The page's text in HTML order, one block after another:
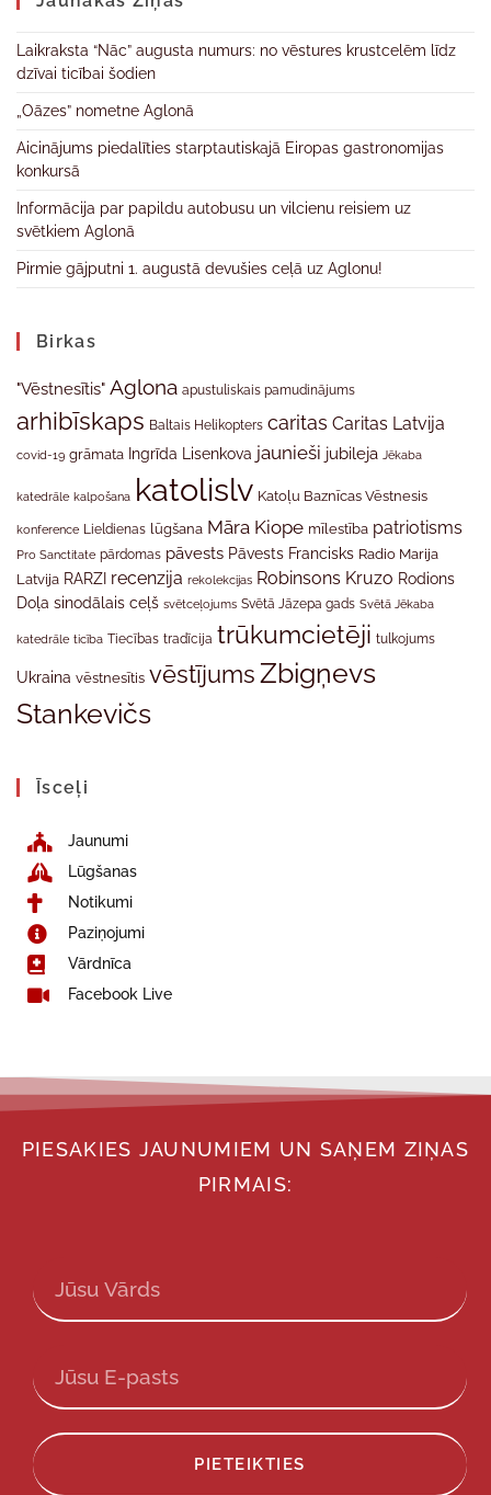
Laikraksta “Nāc” augusta numurs: no vēstures krustcelēm līdz
dzīvai ticībai šodien
„Oāzes” nometne Aglonā
Aicinājums piedalīties starptautiskajā Eiropas gastronomijas
konkursā
Informācija par papildu autobusu un vilcienu reisiem uz
svētkiem Aglonā
Pirmie gājputni 1. augustā devušies ceļā uz Aglonu!
Birkas
"Vēstnesītis" Aglona apustuliskais pamudinājums
arhibīskaps Baltais Helikopters caritas Caritas Latvija
covid-19 grāmata Ingrīda Lisenkova jaunieši jubileja Jēkaba
katedrāle kalpošana katolislv Katoļu Baznīcas Vēstnesis
konference Lieldienas lūgšana Māra Kiope mīlestība patriotisms
Pro Sanctitate pārdomas pāvests Pāvests Francisks Radio Marija
Latvija RARZI recenzija rekolekcijas Robinsons Kruzo Rodions
Doļa sinodālais ceļš svētceļojums Svētā Jāzepa gads Svētā Jēkaba
katedrāle ticība Tiecības tradīcija trūkumcietēji tulkojums
Ukraina vēstnesītis vēstījumsZbigņevs
Stankevičs
Īsceļi
Jaunumi
Lūgšanas
Notikumi
Paziņojumi
Vārdnīca
Facebook Live
PIESAKIES JAUNUMIEM UN SAŅEM ZIŅAS
PIRMAIS:
PIETEIKTIES